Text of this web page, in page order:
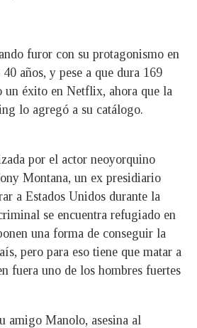
furor con su protagonismo en
40 años, y pese a que dura 169
un éxito en Netflix, ahora que la
lo agregó a su catálogo.
por el actor neoyorquino
Montana, un ex presidiario
a Estados Unidos durante la
se encuentra refugiado en
una forma de conseguir la
pero para eso tiene que matar a
fuera uno de los hombres fuertes
amigo Manolo, asesina al